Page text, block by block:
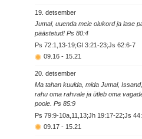
19. detsember
Jumal, uuenda meie olukord ja lase
päästetud! Ps 80:4
Ps 72:1,13-19;Gl 3:21-23;Js 62:6-7
09.16 - 15.21
20. detsember
Ma tahan kuulda, mida Jumal,
rahu oma rahvale ja ütleb oma
poole. Ps 85:9
Ps 79:9-10a,11,13;Jh 19:17-22;Js
09.17 - 15.21